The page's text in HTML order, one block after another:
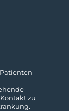
Patienten­­
zu